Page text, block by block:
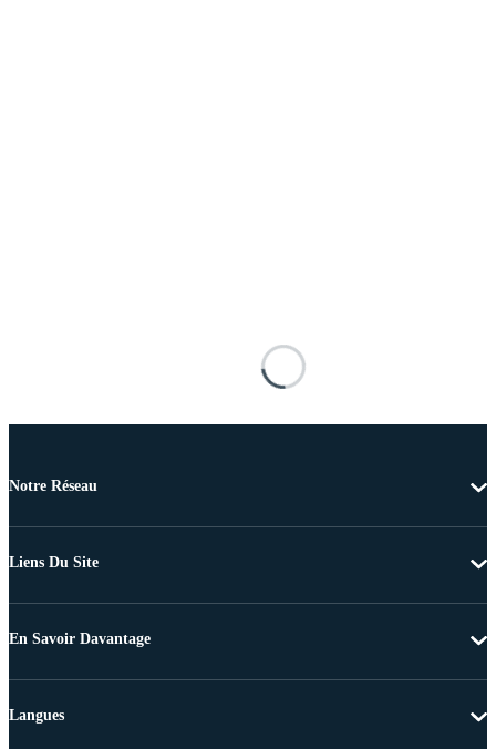
Notre Réseau
Liens Du Site
En Savoir Davantage
Langues